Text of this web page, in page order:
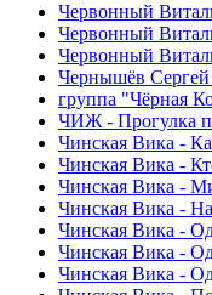
Червонный
Червонный
Червонный
Чернышёв Сергей
группа "Чёрная
ЧИЖ - Прогулка
Чинская Вика -
Чинская Вика -
Чинская Вика -
Чинская Вика -
Чинская Вика -
Чинская Вика -
Чинская Вика -